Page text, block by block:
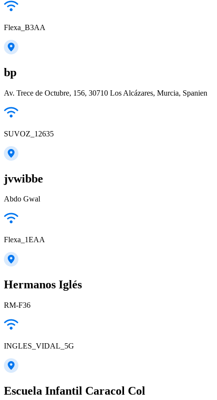
Flexa_B3AA
bp
Av. Trece de Octubre, 156, 30710 Los Alcázares, Murcia, Spanien
SUVOZ_12635
jvwibbe
Abdo Gwal
Flexa_1EAA
Hermanos Iglés
RM-F36
INGLES_VIDAL_5G
Escuela Infantil Caracol Col